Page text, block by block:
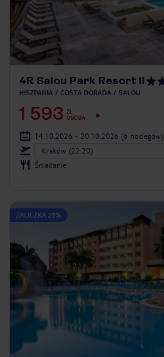
4R Salou Park Resort II
HISZPANIA COSTA DORADA SALOU
1 593 ZŁ
OSOBA
14.10.2026 - 20.10.2026 (6 noclegów)
Kraków (22:20)
Śniadanie
ZALICZKA 25%